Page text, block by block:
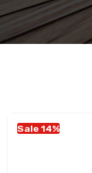
Sale 14%